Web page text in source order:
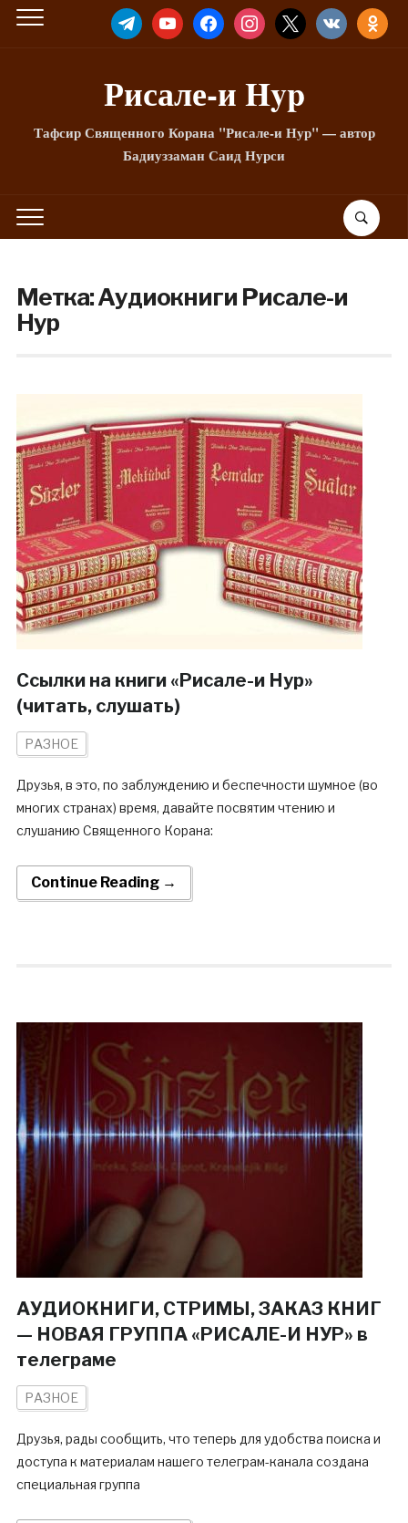
TELEGRAMYOUTUBEFACEBOOKINSTAGRAM
X VKONTAKTE
Рисале-и Hyp
Тафсир Священного Корана "Рисале-и Нур" — автор
Бадиуззаман Саид Нурси
Метка:Аудиокниги Рисале-и
Нур
Ссылки на книги «Рисале-и Нур»
(читать, слушать)
РАЗНОЕ
Друзья, в это, по заблуждению и беспечности шумное (во
многих странах) время, давайте посвятим чтению и
слушанию Священного Корана:
Continue Reading →
АУДИОКНИГИ, СТРИМЫ, ЗАКАЗ КНИГ
— НОВАЯ ГРУППА «РИСАЛЕ-И НУР» в
телеграме
РАЗНОЕ
Друзья, рады сообщить, что теперь для удобства поиска и
доступа к материалам нашего телеграм-канала создана
специальная группа